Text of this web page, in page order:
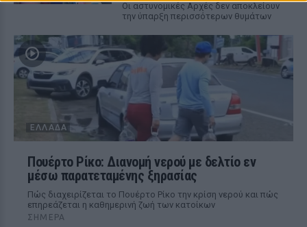
Οι αστυνομικές Αρχές δεν αποκλείουν
την ύπαρξη περισσότερων θυμάτων
ΕΛΛΆΔΑ
Πουέρτο Ρίκο: Διανομή νερού με δελτίο εν
μέσω παρατεταμένης ξηρασίας
Πώς διαχειρίζεται το Πουέρτο Ρίκο την κρίση νερού και πώς
επηρεάζεται η καθημερινή ζωή των κατοίκων
ΣΉΜΕΡΑ